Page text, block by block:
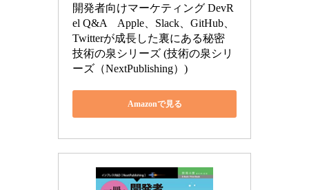
開発者向けマーケティング DevR
el Q&A　Apple、Slack、GitHub、
Twitterが成長した裏にある秘密
技術の泉シリーズ (技術の泉シリ
ーズ（NextPublishing）)
Amazonで見る